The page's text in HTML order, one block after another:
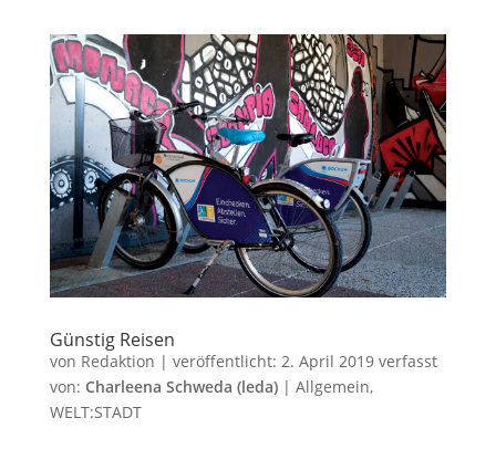
Günstig Reisen
von Redaktion | veröffentlicht: 2. April 2019verfasst
von: Charleena Schweda (leda)| Allgemein,
WELT:STADT